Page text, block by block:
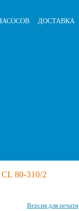
ДОСТАВКА
80-310/2
Версия для печати